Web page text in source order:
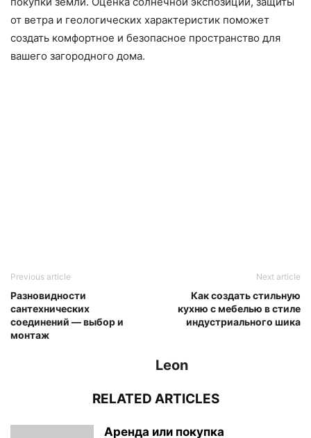
от ветра и геологических характеристик поможет
создать комфортное и безопасное пространство для
вашего загородного дома.
Previous article
Разновидности
сантехнических
соединений — выбор и
монтаж
Next article
Как создать стильную
кухню с мебелью в стиле
индустриального шика
Leon
RELATED ARTICLES
Аренда или покупка